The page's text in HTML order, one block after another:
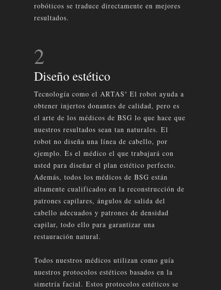
robóticos se traduce directamente en mejores
resultados.
2
Diseño estético
Tecnología como el ARTAS ®
El robot ayuda a
obtener injertos donantes de calidad, pero es
el arte de los médicos de BSG lo que hace que
nuestros resultados sean tan naturales. El
robot no diseña una línea de cabello, por
ejemplo. Es el médico el que trabajará con
usted para diseñar el plan estético perfecto.
Además, todos los médicos de BSG están
altamente cualificados en la reconstrucción de
patrones capilares, ángulos de salida del
cabello adecuados y patrones de densidad
capilar, todo ello para garantizar una
restauración natural.
Todos nuestros médicos utilizan como guía
nuestros protocolos estéticos basados en la
simetría facial. Estos protocolos estéticos se